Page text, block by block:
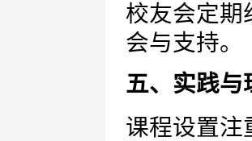
校友会定期
会与支持。
五、实践与
课程设置注